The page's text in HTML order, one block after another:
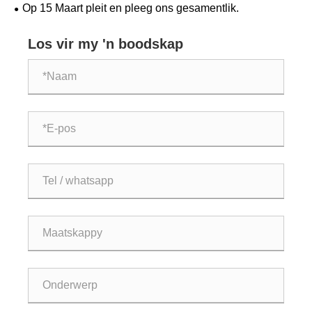
bereik.
Op 15 Maart pleit en pleeg ons gesamentlik.
Los vir my 'n boodskap